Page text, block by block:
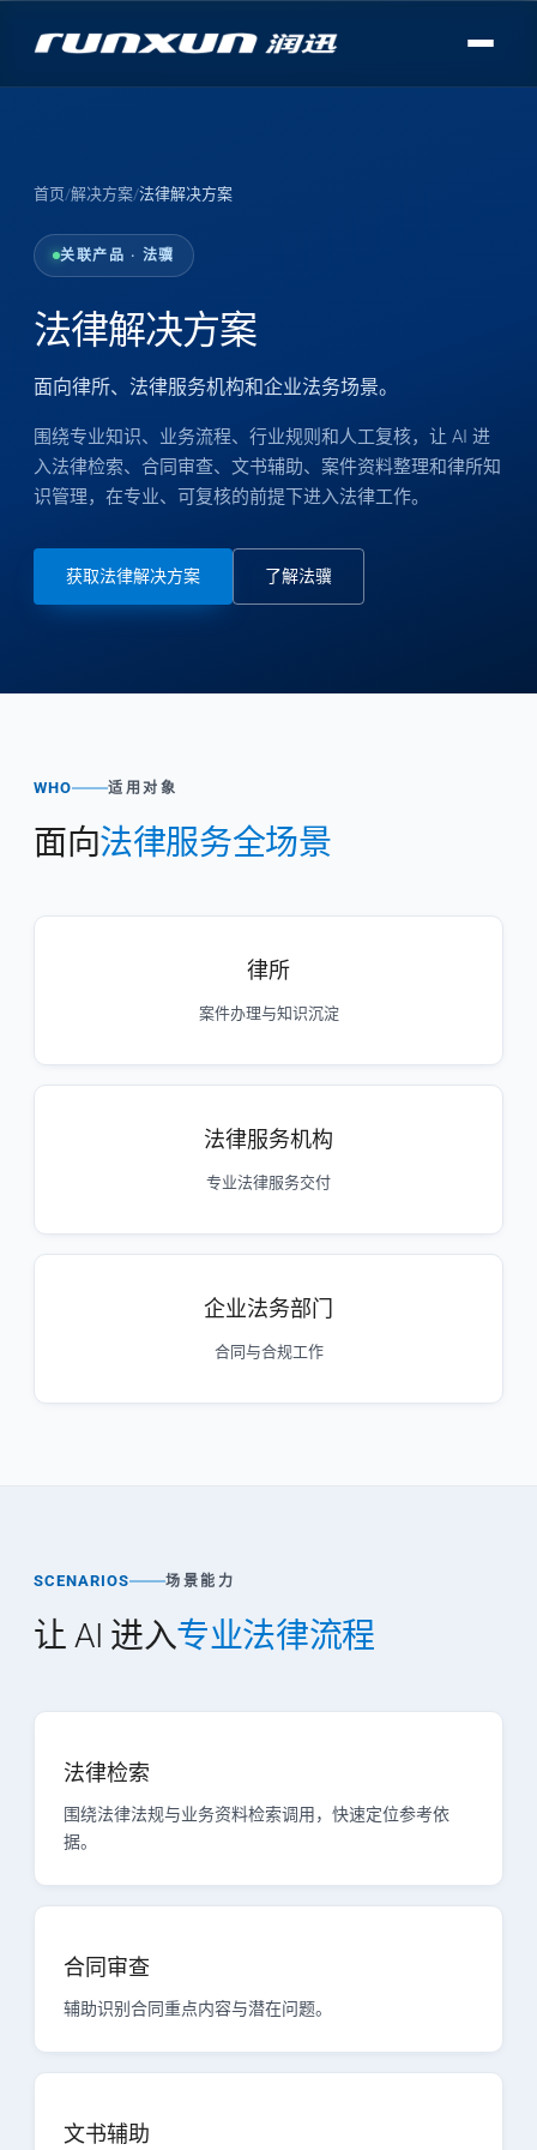
首页/解决方案/法律解决方案
关联产品 · 法骥
法律解决方案
面向律所、法律服务机构和企业法务场景。
围绕专业知识、业务流程、行业规则和人工复核，让 AI 进
入法律检索、合同审查、文书辅助、案件资料整理和律所知
识管理，在专业、可复核的前提下进入法律工作。
获取法律解决方案 了解法骥
WHO 适用对象
面向法律服务全场景
律所
案件办理与知识沉淀
法律服务机构
专业法律服务交付
企业法务部门
合同与合规工作
SCENARIOS 场景能力
让 AI 进入专业法律流程
法律检索
围绕法律法规与业务资料检索调用，快速定位参考依
据。
合同审查
辅助识别合同重点内容与潜在问题。
文书辅助